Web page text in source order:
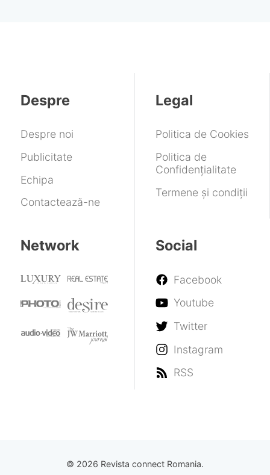
Despre
Despre noi
Publicitate
Echipa
Contactează-ne
Legal
Politica de Cookies
Politica de
Confidențialitate
Termene și condiții
Network Social
Facebook
Youtube
Twitter
Instagram
RSS
© 2026 Revista connect Romania.